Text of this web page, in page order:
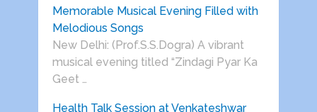
Memorable Musical Evening Filled with
Melodious Songs
New Delhi: (Prof.S.S.Dogra) A vibrant
musical evening titled “Zindagi Pyar Ka
Geet …
Health Talk Session at Venkateshwar